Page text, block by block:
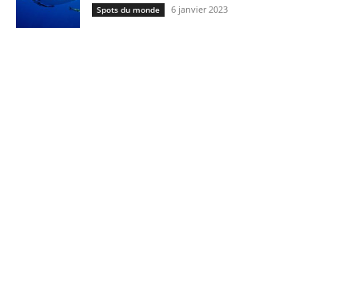
Spots du monde 6 janvier 2023